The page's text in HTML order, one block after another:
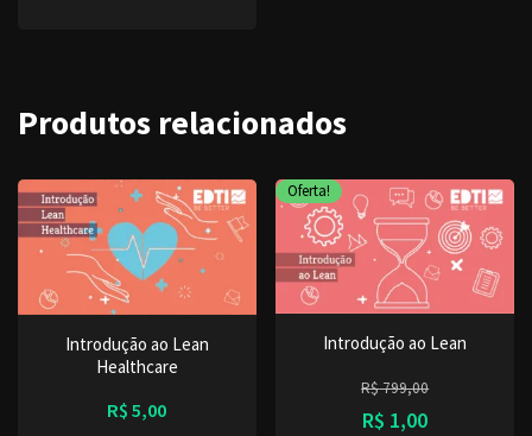
Produtos relacionados
Introdução ao Lean
Healthcare
R$5,00
Oferta!
Introdução ao Lean
R$799,00
R$ 1,00